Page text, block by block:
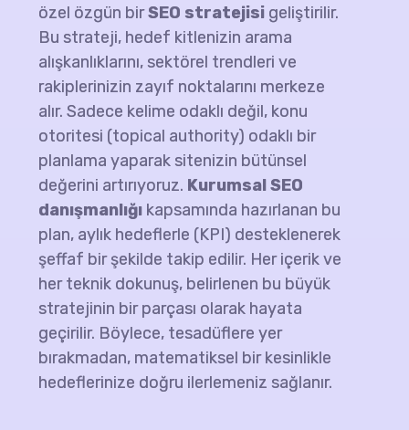
özel özgün birSEO stratejisi geliştirilir.
Bu strateji, hedef kitlenizin arama
alışkanlıklarını, sektörel trendleri ve
rakiplerinizin zayıf noktalarını merkeze
alır. Sadece kelime odaklı değil, konu
otoritesi (topical authority) odaklı bir
planlama yaparak sitenizin bütünsel
değerini artırıyoruz. Kurumsal SEO
danışmanlığı kapsamında hazırlanan bu
plan, aylık hedeflerle (KPI) desteklenerek
şeffaf bir şekilde takip edilir. Her içerik ve
her teknik dokunuş, belirlenen bu büyük
stratejinin bir parçası olarak hayata
geçirilir. Böylece, tesadüflere yer
bırakmadan, matematiksel bir kesinlikle
hedeflerinize doğru ilerlemeniz sağlanır.